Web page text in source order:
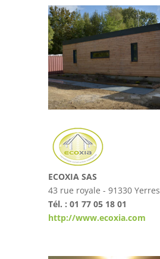
ECOXIA SAS
43 rue royale - 91330 Yerres
Tél. : 01 77 05 18 01
http://www.ecoxia.com